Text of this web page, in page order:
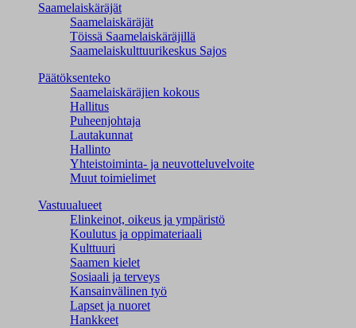
Saamelaiskäräjät
Saamelaiskäräjät
Töissä Saamelaiskäräjillä
Saamelaiskulttuuri­keskus Sajos
Päätöksenteko
Saamelaiskäräjien kokous
Hallitus
Puheenjohtaja
Lautakunnat
Hallinto
Yhteistoiminta- ja neuvotteluvelvoite
Muut toimielimet
Vastuualueet
Elinkeinot, oikeus ja ympäristö
Koulutus ja oppimateriaali
Kulttuuri
Saamen kielet
Sosiaali ja terveys
Kansainvälinen työ
Lapset ja nuoret
Hankkeet